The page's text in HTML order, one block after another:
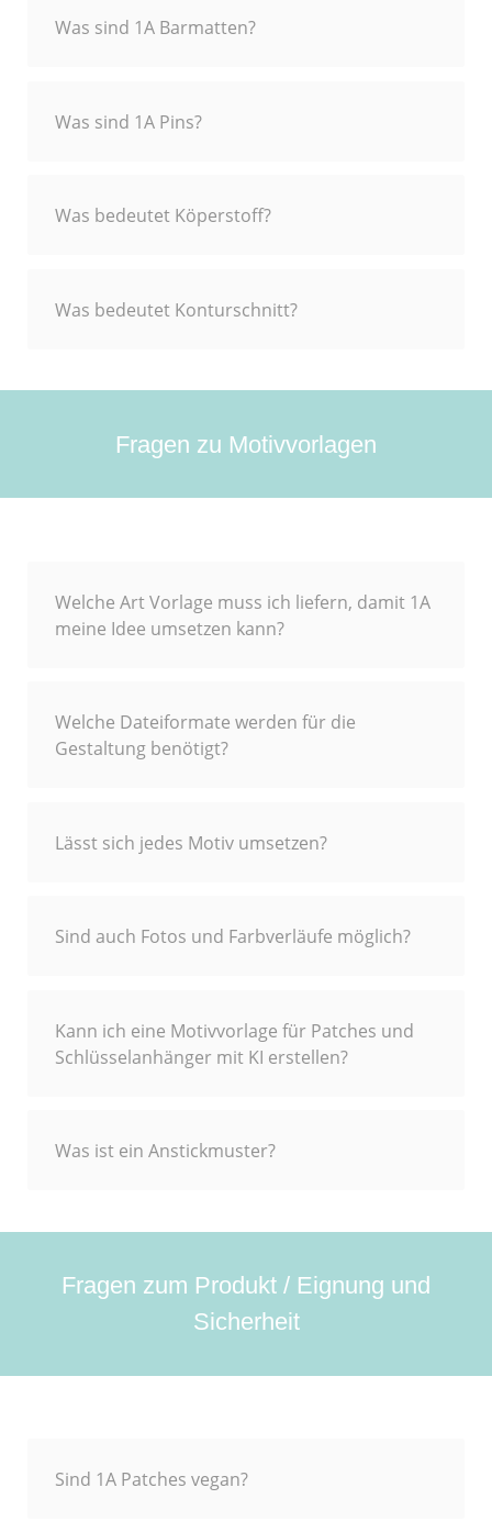
Was sind 1A Barmatten?
Was sind 1A Pins?
Was bedeutet Köperstoff?
Was bedeutet Konturschnitt?
Fragen zu Motivvorlagen
Welche Art Vorlage muss ich liefern, damit 1A
meine Idee umsetzen kann?
Welche Dateiformate werden für die
Gestaltung benötigt?
Lässt sich jedes Motiv umsetzen?
Sind auch Fotos und Farbverläufe möglich?
Kann ich eine Motivvorlage für Patches und
Schlüsselanhänger mit KI erstellen?
Was ist ein Anstickmuster?
Fragen zum Produkt / Eignung und
Sicherheit
Sind 1A Patches vegan?